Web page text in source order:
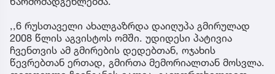
,,6 რუსთაველი ახალგაზრდა დაიღუპა გმირულად
2008 წლის აგვისტოს ომში. უდიდესი პატივია
ჩვენთვის ამ გმირების დედებთან, ოჯახის
წევრებთან ერთად, გმირთა მემორიალთან მოსვლა.